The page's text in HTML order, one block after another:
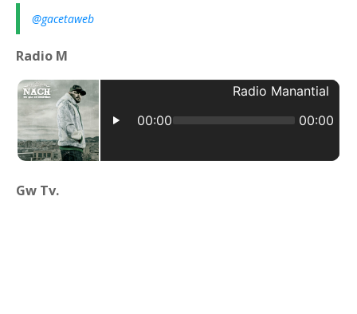
@gacetaweb
Radio M
Gw Tv.